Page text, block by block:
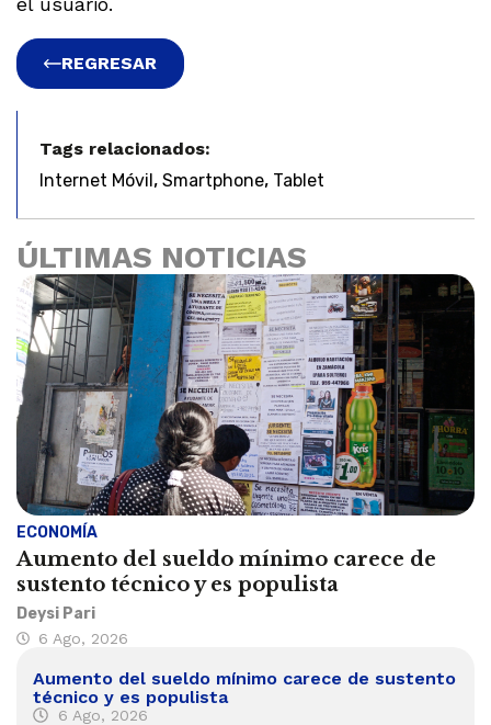
REGRESAR
Tags relacionados:
Internet Móvil, Smartphone, Tablet
ÚLTIMAS NOTICIAS
ECONOMÍA
Aumento del sueldo mínimo carece de
sustento técnico y es populista
Deysi Pari
6 Ago, 2026
Aumento del sueldo mínimo carece de sustento
técnico y es populista
6 Ago, 2026